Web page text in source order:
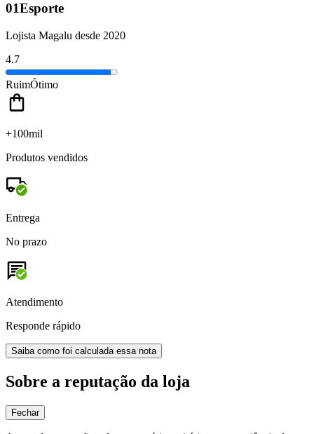
01Esporte
Lojista Magalu desde 2020
4.7
RuimÓtimo
+100mil
Produtos vendidos
Entrega
No prazo
Atendimento
Responde rápido
Saiba como foi calculada essa nota
Sobre a reputação da loja
Fechar